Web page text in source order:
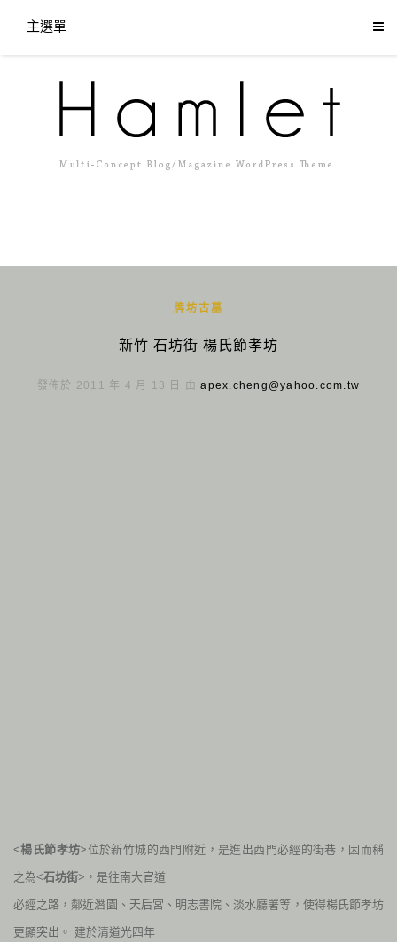
主選單
牌坊古墓
新竹 石坊街 楊氏節孝坊
發佈於 2011 年 4 月 13 日 由apex.cheng@yahoo.com.tw
<楊氏節孝坊>位於新竹城的西門附近，是進出西門必經的街巷，因而稱
之為<石坊街>，是往南大官道
必經之路，鄰近潛園、天后宮、明志書院、淡水廳署等，使得楊氏節孝坊
更顯突出。 建於清道光四年